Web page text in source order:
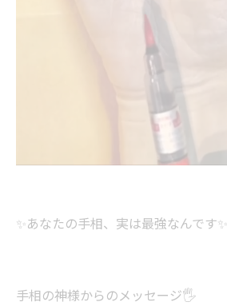
✨あなたの手相、実は最強なんです✨
手相の神様からのメッセージ🖐️